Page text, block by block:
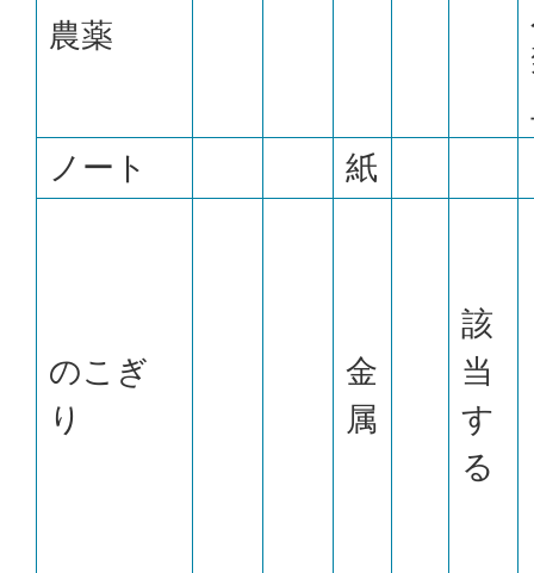
農薬
ノート
紙
のこぎ
り
金
属
該
当
す
る